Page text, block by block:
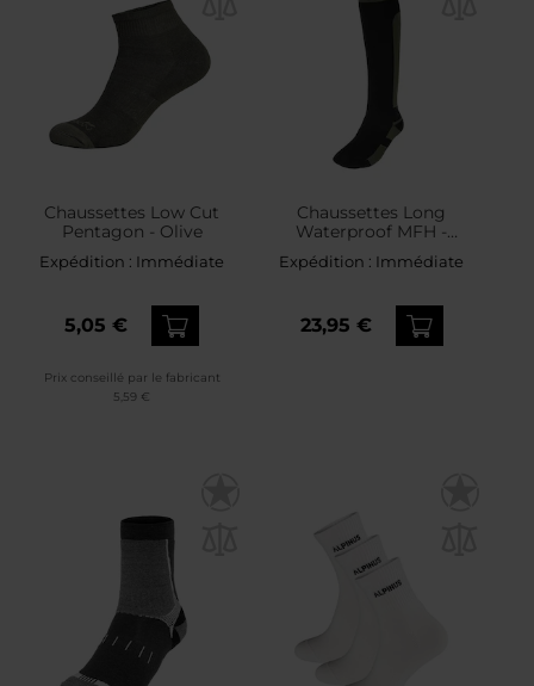
Chaussettes Low Cut
Pentagon - Olive
Expédition : Immédiate
5,05 €
Prix conseillé par le fabricant
5,59 €
Chaussettes Long
Waterproof MFH -
Olive/Black
Expédition : Immédiate
23,95 €